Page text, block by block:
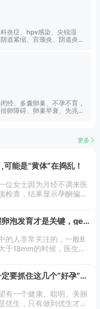
炎症、hpv感染、尖锐湿
道紧缩、宫颈炎、阴道炎、
息肉、宫颈囊肿、宫颈肥
征、外阴瘙痒、子宫内膜
常见病、多发病有30多年的
经、多囊卵巢、不孕不育，
卵障碍、卵巢早衰、先兆流
。
更多
能是“黄体”在捣乱！
位女士因为月经不调来医
检查，结果显示孕酮偏
稍稍放下，后续准备按照
泡发育才是关键，get
的人非常关注的，一般B
于18mm的时候，医生会
影响备孕的进程和结果。
要抓住这几个“好孕”关
有一个健康、聪明、美丽
优生，只有做到优生才谈